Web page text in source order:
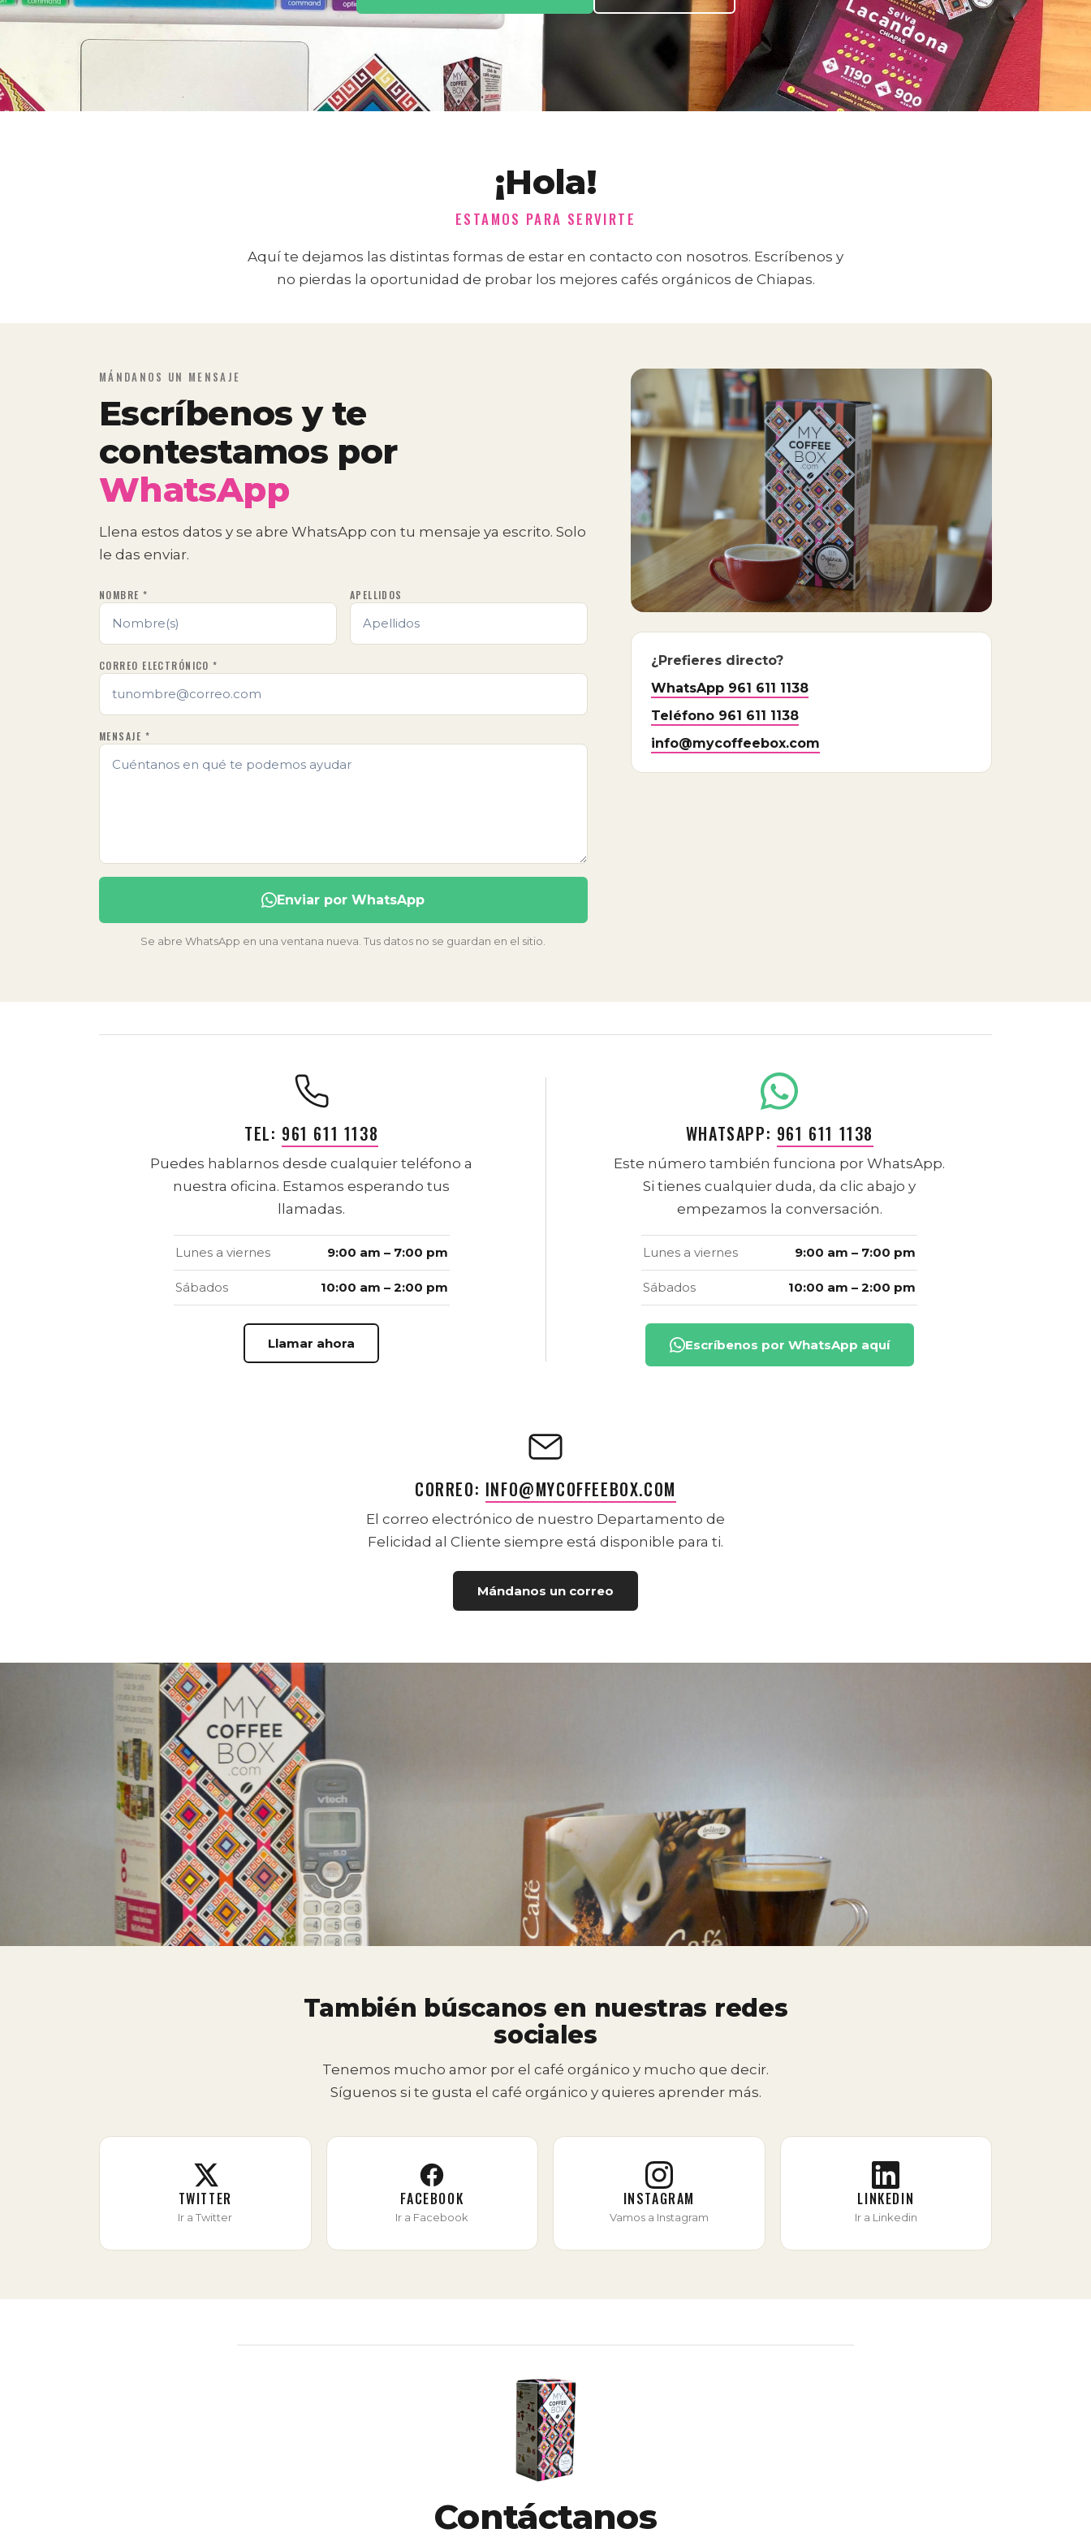
¡Hola!
ESTAMOS PARA SERVIRTE
Aquí te dejamos las distintas formas de estar en contacto con nosotros. Escríbenos y
no pierdas la oportunidad de probar los mejores cafés orgánicos de Chiapas.
MÁNDANOS UN MENSAJE
Escríbenos y te
contestamos por
WhatsApp
Llena estos datos y se abre WhatsApp con tu mensaje ya escrito. Solo
le das enviar.
NOMBRE * APELLIDOS
CORREO ELECTRÓNICO *
MENSAJE *
Enviar por WhatsApp
Se abre WhatsApp en una ventana nueva. Tus datos no se guardan en el sitio.
¿Prefieres directo?
WhatsApp 961 611 1138
Teléfono 961 611 1138
info@mycoffeebox.com
TEL: 961 611 1138
Puedes hablarnos desde cualquier teléfono a
nuestra oficina. Estamos esperando tus
llamadas.
Lunes a viernes 9:00 am – 7:00 pm
Sábados 10:00 am – 2:00 pm
Llamar ahora
WHATSAPP: 961 611 1138
Este número también funciona por WhatsApp.
Si tienes cualquier duda, da clic abajo y
empezamos la conversación.
Lunes a viernes 9:00 am – 7:00 pm
Sábados 10:00 am – 2:00 pm
Escríbenos por WhatsApp aquí
CORREO: INFO@MYCOFFEEBOX.COM
El correo electrónico de nuestro Departamento de
Felicidad al Cliente siempre está disponible para ti.
Mándanos un correo
También búscanos en nuestras redes
sociales
Tenemos mucho amor por el café orgánico y mucho que decir.
Síguenos si te gusta el café orgánico y quieres aprender más.
TWITTER
Ir a Twitter
FACEBOOK
Ir a Facebook
INSTAGRAM
Vamos a Instagram
LINKEDIN
Ir a Linkedin
Contáctanos